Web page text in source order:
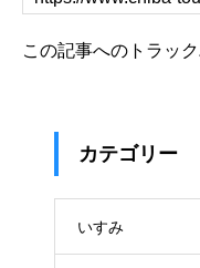
この記事へのトラッ
カテゴリー
いすみ